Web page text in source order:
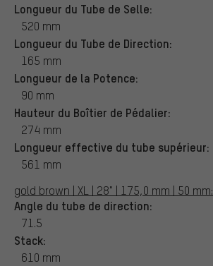
Longueur du Tube de Selle:
520 mm
Longueur du Tube de Direction:
165 mm
Longueur de la Potence:
90 mm
Hauteur du Boîtier de Pédalier:
274 mm
Longueur effective du tube supérieur:
561 mm
gold brown | XL | 28" | 175,0 mm | 50 mm:
Angle du tube de direction:
71.5
Stack:
610 mm